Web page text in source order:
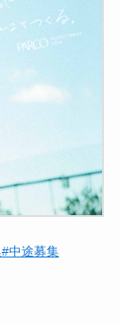
#中途募集